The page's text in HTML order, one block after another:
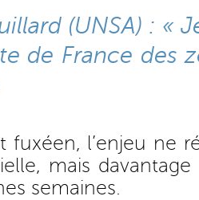
(UNSA) : «
de France des
fuxéen, l’enjeu ne
mais
semaines.